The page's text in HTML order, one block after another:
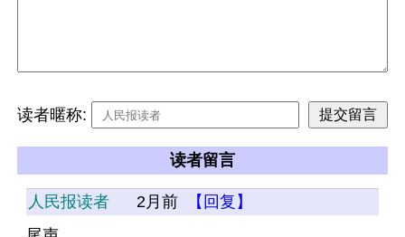
读者暱称:
读者留言
人民报读者 2月前
【回复】